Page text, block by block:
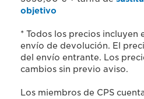
objetivo
* Todos los precios incluyen
envío de devolución. El
del envío entrante. Los
cambios sin previo aviso.
Los miembros de CPS